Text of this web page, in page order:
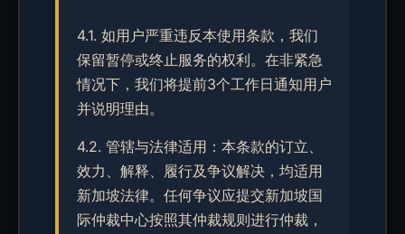
4.1. 如用户严重违反本使用条款，我们
保留暂停或终止服务的权利。在非紧急
情况下，我们将提前3个工作日通知用户
并说明理由。
4.2. 管辖与法律适用：本条款的订立、
效力、解释、履行及争议解决，均适用
新加坡法律。任何争议应提交新加坡国
际仲裁中心按照其仲裁规则进行仲裁，